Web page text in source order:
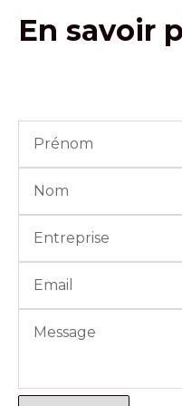
En savoir